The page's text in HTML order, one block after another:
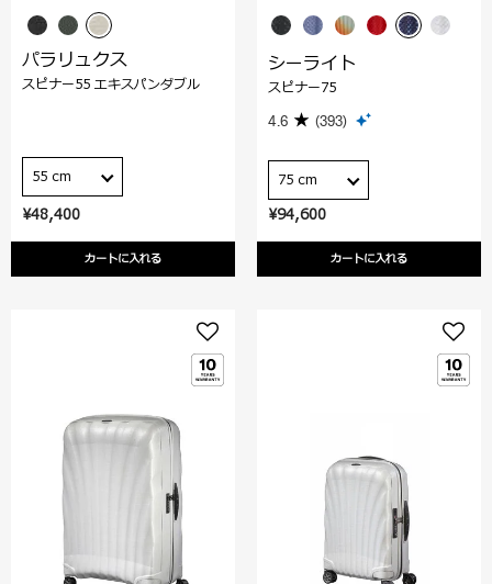
¥48,400
カートに入れる
パラリュクス
スピナー55 エキスパンダブル
55 cm
¥94,600
カートに入れる
シーライト
スピナー75
4.6 (393)
75 cm